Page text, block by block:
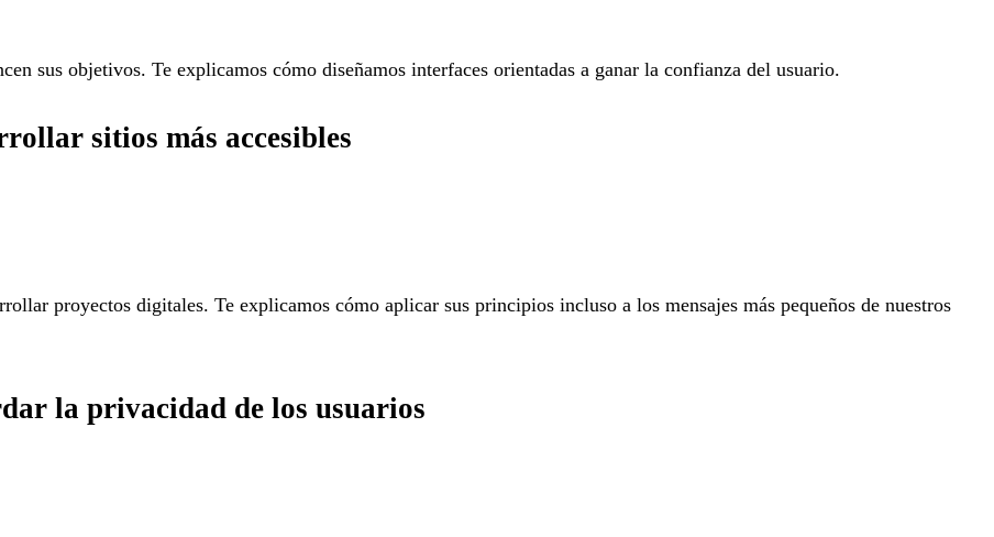
sus objetivos. Te explicamos cómo diseñamos interfaces orientadas a ganar la confianza del usuario.
sitios más accesibles
proyectos digitales. Te explicamos cómo aplicar sus principios incluso a los mensajes más pequeños de nuestros
la privacidad de los usuarios